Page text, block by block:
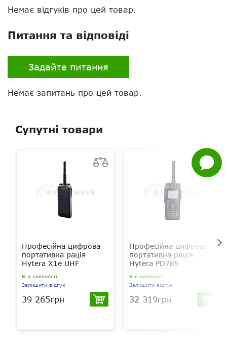
Задати
питання
Немає відгуків про цей товар.
Питання та відповіді
Задайте питання
Немає запитань про цей товар.
Супутні товари
Професійна цифрова
портативна рація
Hytera X1e UHF
Є в наявності
Залишити відгук
39 265грн
Професійна цифрова
портативна рація
Hytera PD785
Є в наявності
Залишити відгук
32 319грн